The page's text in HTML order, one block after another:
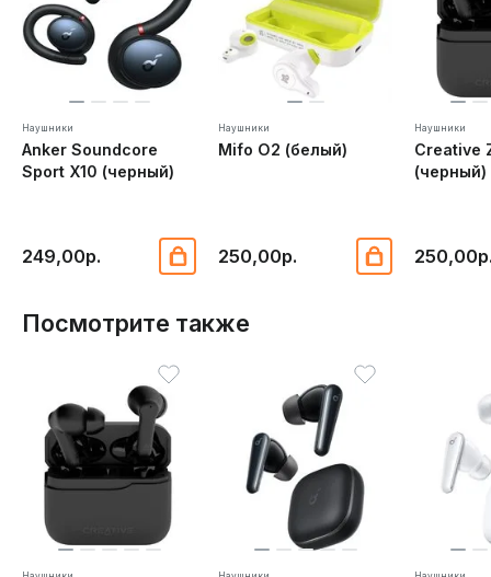
Наушники
Anker Soundcore
Sport X10 (черный)
249,00р.
Наушники
Mifo O2 (белый)
250,00р.
Наушники
Creative
(черный)
Посмотрите также